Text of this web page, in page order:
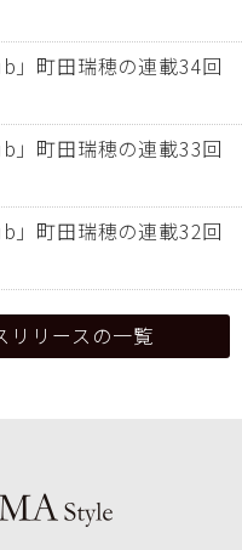
」町田瑞穂の連載34回
」町田瑞穂の連載33回
」町田瑞穂の連載32回
リリースの一覧